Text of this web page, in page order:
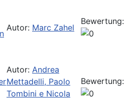
Autor: Marc Zahel
Bewertung:
Autor: Andrea
Mettadelli, Paolo
Tombini e Nicola
Bewertung: